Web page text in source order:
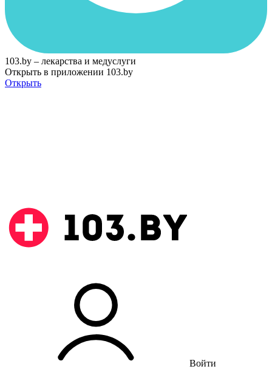
103.by – лекарства и медуслуги
Открыть в приложении 103.by
Открыть
Войти